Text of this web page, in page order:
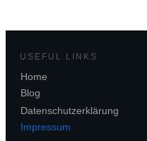
USEFUL LINKS
Home
Blog
Datenschutzerklärung
Impressum